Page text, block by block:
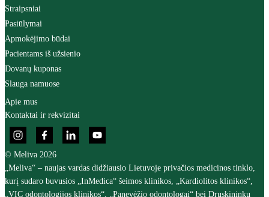
Straipsniai
Pasiūlymai
Apmokėjimo būdai
Pacientams iš užsienio
Dovanų kuponas
Slauga namuose
Apie mus
Kontaktai ir rekvizitai
© Meliva 2026
„Meliva“ – naujas vardas didžiausio Lietuvoje privačios medicinos tinklo,
kurį sudaro buvusios „InMedica“ šeimos klinikos, „Kardiolitos klinikos“,
„VIC odontologijos klinikos“, „Panevėžio odontologai“ bei Druskininkų